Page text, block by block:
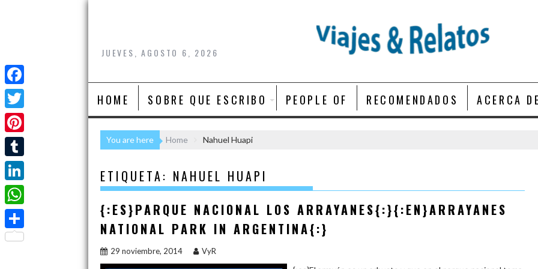
Skip
JUEVES, AGOSTO 6, 2026
HOME SOBRE QUE ESCRIBO PEOPLE OF RECOMENDADOS ACERCA
You are here Home Nahuel Huapi
ETIQUETA: NAHUEL HUAPI
{:ES}PARQUE NACIONAL LOS ARRAYANES{:}{:EN}ARRAYANES
NATIONAL PARK IN ARGENTINA{:}
29 noviembre, 2014 VyR
F
a
c
b
o
o
k
T
w
i
t
e
r
P
i
n
t
e
r
T
u
m
b
l
L
i
n
W
h
C